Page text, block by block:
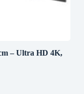
– Ultra HD 4K,